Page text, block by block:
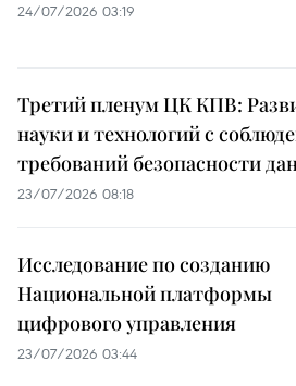
24/07/2026 03:19
Третий пленум ЦК КПВ:
науки и технологий с
требований безопасности
23/07/2026 08:18
Исследование по созданию
Национальной платформы
цифрового управления
23/07/2026 03:44